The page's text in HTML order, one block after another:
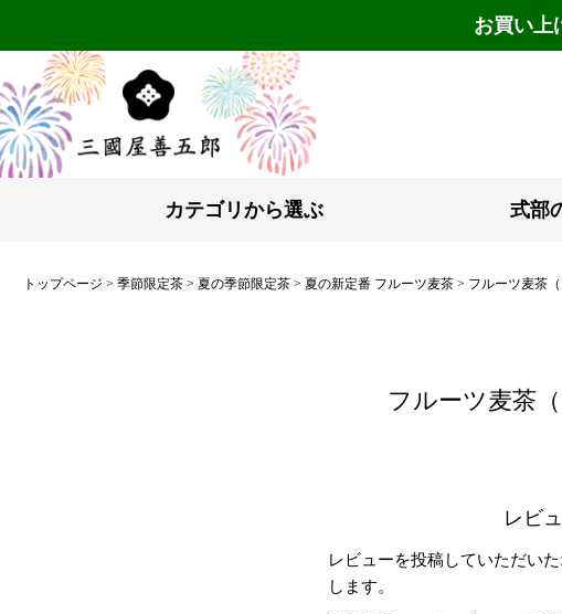
お買い上
カテゴリから選ぶ 式部
トップページ 季節限定茶 夏の季節限定茶 夏の新定番 フルーツ麦茶 フルーツ麦茶
フルーツ麦茶
レビ
レビューを投稿していただい
します。